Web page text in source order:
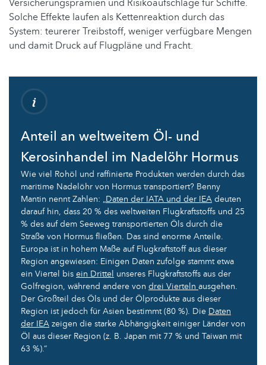
Versicherungsprämien und Risikoaufschläge für Schiffe.
Solche Effekte laufen als Kettenreaktion durch das
System: teurerer Treibstoff, weniger verfügbare Mengen
und damit Druck auf Flugpläne und Fracht.
Anteil an weltweitem Öl- und
Kerosinhandel im Nadelöhr Hormus
Wie viel Rohöl und raffinierte Produkten werden durch das
maritime Nadelöhr von Hormus transportiert? Benny
Mantin nennt Zahlen: „Daten der IATA und der IEA deuten
darauf hin, dass 20 % des weltweiten Flugkraftstoffs und 25
% des auf dem Seeweg transportierten Öls durch die
Straße von Hormus fließen. Das sind enorme Anteile.
Europa ist in hohem Maße auf Flugkraftstoff aus dieser
Region angewiesen: Einigen Daten zufolge stammt etwa
ein Viertel bis ein Drittel unseres Flugkraftstoffs aus der
Golfregion, während andere von drei Vierteln ausgehen.
Der Großteil des Öls und der Ölprodukte aus dieser
Region ist jedoch für Asien bestimmt (80 %). Die Daten
der IEA zeigen die starke Abhängigkeit einiger Länder von
Öl aus dieser Region (z. B. Japan mit 77 % und Taiwan mit
63 %).“